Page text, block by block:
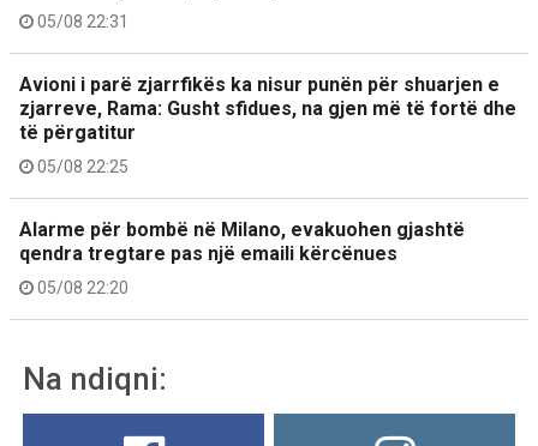
05/08 22:31
Avioni i parë zjarrfikës ka nisur punën për shuarjen e
zjarreve, Rama: Gusht sfidues, na gjen më të fortë dhe
të përgatitur
05/08 22:25
Alarme për bombë në Milano, evakuohen gjashtë
qendra tregtare pas një emaili kërcënues
05/08 22:20
Na ndiqni: